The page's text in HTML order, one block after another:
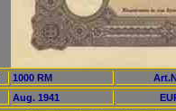
1000 RM
Aug. 1941